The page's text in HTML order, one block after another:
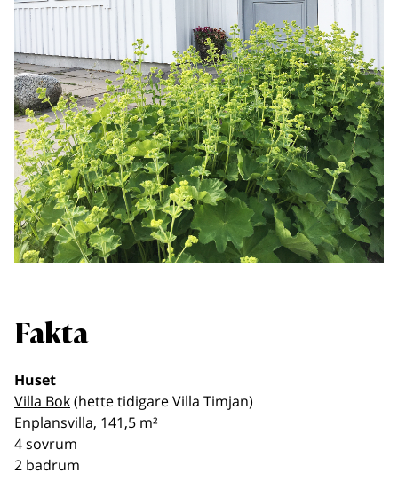
Fakta
Huset
Villa Bok(hette tidigare Villa Timjan)
Enplansvilla, 141,5 m²
4 sovrum
2 badrum